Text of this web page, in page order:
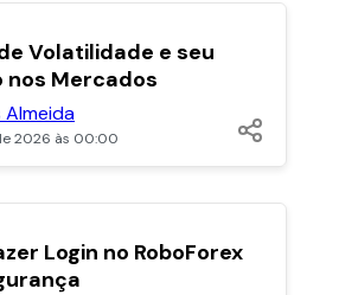
Volatilidade e seu
nos Mercados
Almeida
2026 às 00:00
POPULARES
Login no RoboForex